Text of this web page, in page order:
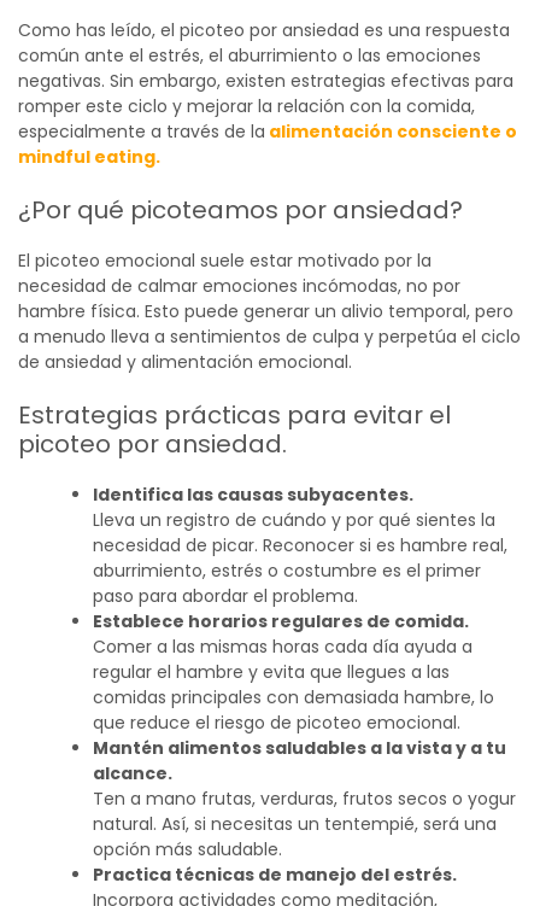
Como has leído, el picoteo por ansiedad es una respuesta
común ante el estrés, el aburrimiento o las emociones
negativas. Sin embargo, existen estrategias efectivas para
romper este ciclo y mejorar la relación con la comida,
especialmente a través de la alimentación consciente o
mindful eating.
¿Por qué picoteamos por ansiedad?
El picoteo emocional suele estar motivado por la
necesidad de calmar emociones incómodas, no por
hambre física. Esto puede generar un alivio temporal, pero
a menudo lleva a sentimientos de culpa y perpetúa el ciclo
de ansiedad y alimentación emocional.
Estrategias prácticas para evitar el
picoteo por ansiedad.
Identifica las causas subyacentes.
Lleva un registro de cuándo y por qué sientes la
necesidad de picar. Reconocer si es hambre real,
aburrimiento, estrés o costumbre es el primer
paso para abordar el problema.
Establece horarios regulares de comida.
Comer a las mismas horas cada día ayuda a
regular el hambre y evita que llegues a las
comidas principales con demasiada hambre, lo
que reduce el riesgo de picoteo emocional.
Mantén alimentos saludables a la vista y a tu
alcance.
Ten a mano frutas, verduras, frutos secos o yogur
natural. Así, si necesitas un tentempié, será una
opción más saludable.
Practica técnicas de manejo del estrés.
Incorpora actividades como meditación,